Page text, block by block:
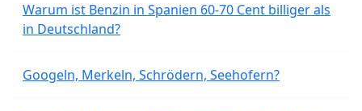
Warum ist Benzin in Spanien 60-70 Cent billiger als
in Deutschland?
Googeln, Merkeln, Schrödern, Seehofern?